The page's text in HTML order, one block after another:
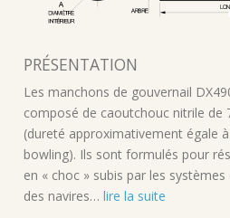
PRÉSENTATION
Les manchons de gouvernail
composé de caoutchouc nitrile de
(dureté approximativement égale à
bowling). Ils sont formulés pour
en « choc » subis par les
des navires… lire la suite